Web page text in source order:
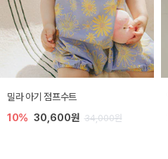
밀라 아기 점프수트
10% 30,600원 34,000원